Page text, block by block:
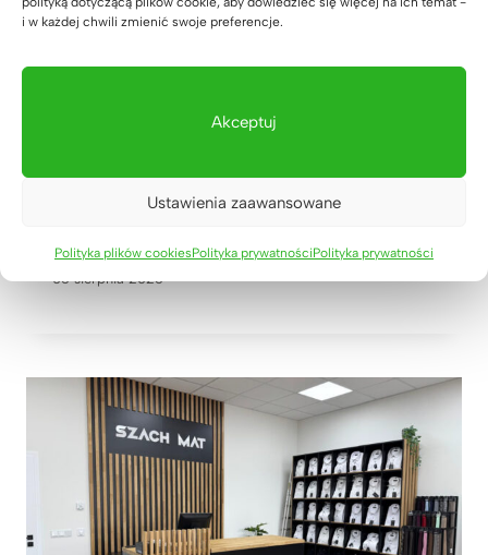
i w każdej chwili zmienić swoje preferencje.
Akceptuj
Ustawienia zaawansowane
Polityka plików cookiesPolityka prywatnościPolityka prywatności
dla biura projektowego Pana Rafała
z Warszawy
06 sierpnia 2026